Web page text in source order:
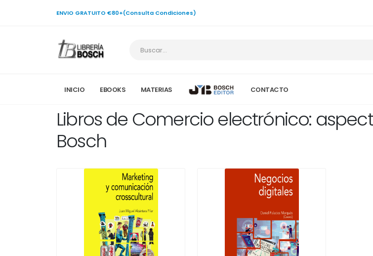
ENVIO GRATUITO €80+(Consulta Condiciones)
INICIO EBOOKS MATERIAS CONTACTO
Libros de Comercio electrónico:
Bosch